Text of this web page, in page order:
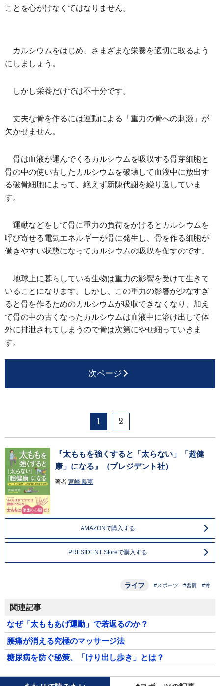
ことを心がけなくてはなりません。
カルシウムをはじめ、さまざまな栄養を適切に取るよう
にしましょう。
しかし栄養だけでは不十分です。
丈夫な骨を作るには運動による「重力の骨への刺激」が
欠かせません。
骨は血液が運んでくるカルシウムを吸収する骨芽細胞と
骨の中の使い古したカルシウムを破壊して血液中に放出す
る破骨細胞によって、絶えず新陳代謝を繰り返していま
す。
運動などをして骨に重力の負荷をかけるとカルシウムを
呼び寄せる電気エネルギーが骨に発生し、骨を作る細胞が
働きやすい状態になってカルシウムの吸収を促すのです。
地球上に暮らしている生物は重力の影響を受けて生きて
いることになります。しかし、この重力の影響が少なすぎ
ると骨を作るためのカルシウムが吸収できなくなり、加え
て骨の中の古くなったカルシウムは血液中に溶け出して体
外に排泄されてしまうので骨は次第にやせ細っていきま
す。
次ページ
1 2
『太ももを強くすると「太らない」「超健
康」になる』（プレジデント社）
著者 宮崎 義憲
AMAZONで購入する
PRESIDENT Storeで購入する
ライフ #スポーツ #習慣 #骨
関連記事
なぜ「太ももあげ運動」で若返るのか？
腰痛が消える究極のマッサージ法
糖尿病を防ぐ秘策、「けり出し歩き」とは？